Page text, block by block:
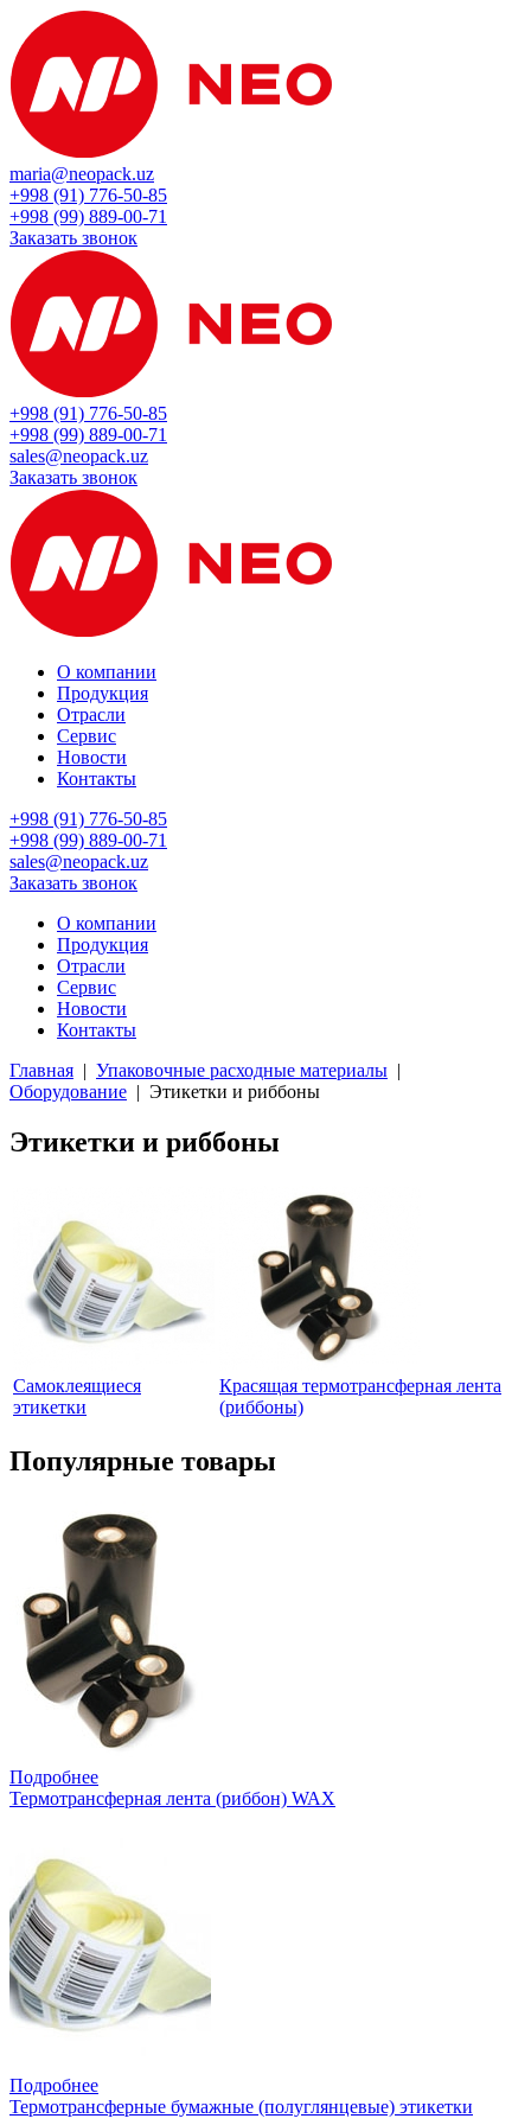
maria@neopack.uz
+998 (91) 776-50-85
+998 (99) 889-00-71
Заказать звонок
+998 (91) 776-50-85
+998 (99) 889-00-71
sales@neopack.uz
Заказать звонок
О компании
Продукция
Отрасли
Сервис
Новости
Контакты
+998 (91) 776-50-85
+998 (99) 889-00-71
sales@neopack.uz
Заказать звонок
О компании
Продукция
Отрасли
Сервис
Новости
Контакты
Главная | Упаковочные расходные материалы |
Оборудование | Этикетки и риббоны
Этикетки и риббоны
Самоклеящиеся
этикетки
Красящая термотрансферная лента
(риббоны)
Популярные товары
Подробнее
Термотрансферная лента (риббон) WAX
Подробнее
Термотрансферные бумажные (полуглянцевые) этикетки